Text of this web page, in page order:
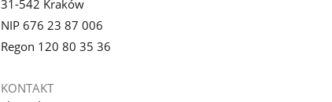
31-542 Kraków
NIP 676 23 87 006
Regon 120 80 35 36
KONTAKT